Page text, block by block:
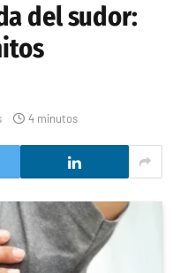
del sudor:
4 minutos